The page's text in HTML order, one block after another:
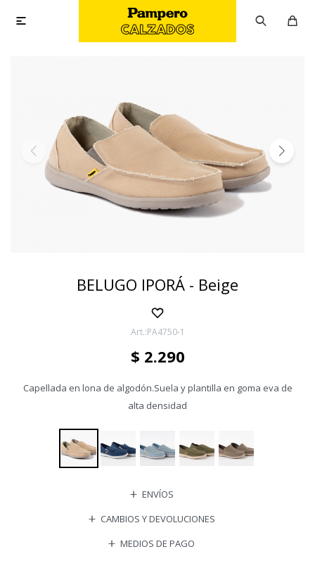

BELUGO IPORÁ - Beige
PA4750-1
$ 2.290
Capellada en lona de algodón.Suela y plantilla en goma eva de
alta densidad
ENVÍOS
CAMBIOS Y DEVOLUCIONES
MEDIOS DE PAGO